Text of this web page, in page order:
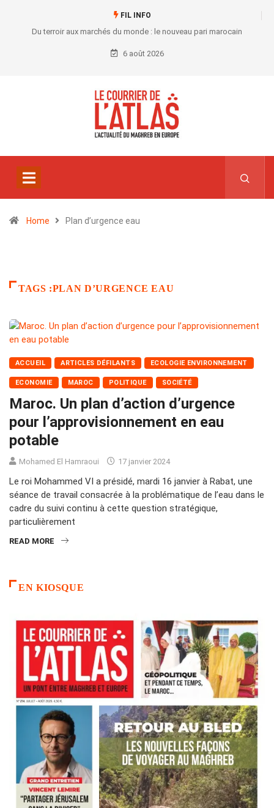
FIL INFO
Du terroir aux marchés du monde : le nouveau pari marocain
6 août 2026
Home Plan d’urgence eau
TAGS :PLAN D’URGENCE EAU
ACCUEIL ARTICLES DÉFILANTS ECOLOGIE ENVIRONNEMENT
ECONOMIE MAROC POLITIQUE SOCIÉTÉ
Maroc. Un plan d’action d’urgence
pour l’approvisionnement en eau
potable
Mohamed El Hamraoui 17 janvier 2024
Le roi Mohammed VI a présidé, mardi 16 janvier à Rabat, une
séance de travail consacrée à la problématique de l’eau dans le
cadre du suivi continu à cette question stratégique,
particulièrement
READ MORE
EN KIOSQUE